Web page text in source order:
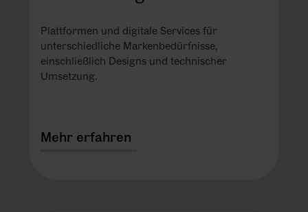
Plattformen und digitale Services für
unterschiedliche Markenbedürfnisse,
einschließlich Designs und technischer
Umsetzung.
Mehr erfahren